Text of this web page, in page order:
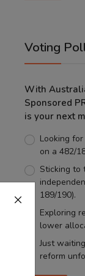
Voting
With
Sponsored
is your next
Looking
on a 482/
Sticking to
189/190).
Exploring
lower
Just
reform